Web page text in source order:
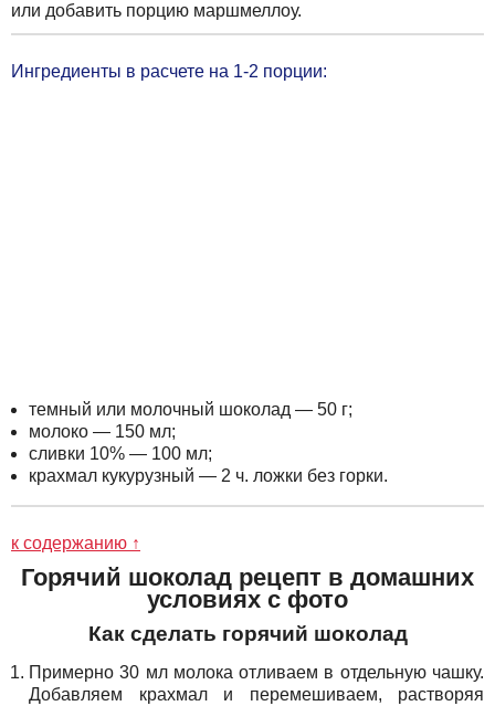
или добавить порцию маршмеллоу.
Ингредиенты в расчете на 1-2 порции:
темный или молочный шоколад — 50 г;
молоко — 150 мл;
сливки 10% — 100 мл;
крахмал кукурузный — 2 ч. ложки без горки.
к содержанию ↑
Горячий шоколад рецепт в домашних
условиях с фото
Как сделать горячий шоколад
Примерно 30 мл молока отливаем в отдельную чашку.
Добавляем крахмал и перемешиваем, растворяя